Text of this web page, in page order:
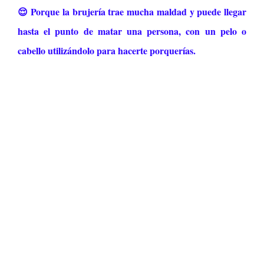
😌 Porque la brujería trae mucha maldad y puede llegar
hasta el punto de matar una persona, con un pelo o
cabello utilizándolo para hacerte porquerías.